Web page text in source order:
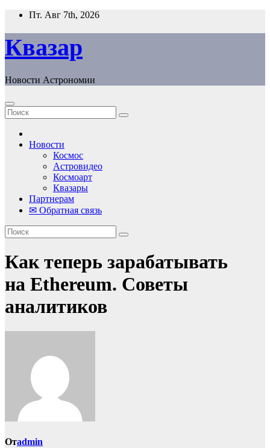
Перейти
содержанию
Пт. Авг 7th, 2026
Квазар
Новости Астрономии
Новости
Космос
Астровидео
Космоарт
Квазары
Партнерам
✉ Обратная связь
Как теперь зарабатывать
на Ethereum. Советы
аналитиков
Отadmin